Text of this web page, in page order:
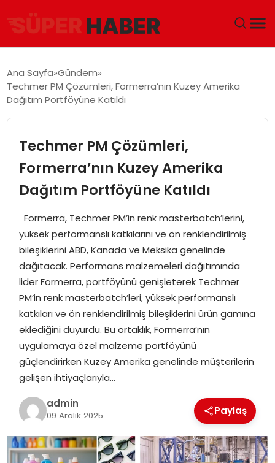
GÜNDEM
EKONOMI
MAGAZIN
SAĞLIK
SIYASET
SPOR
TEKNOLOJI
YAŞAM
Ana Sayfa Gündem
Techmer PM Çözümleri, Formerra’nın Kuzey Amerika
Dağıtım Portföyüne Katıldı
Techmer PM Çözümleri,
Formerra’nın Kuzey Amerika
Dağıtım Portföyüne Katıldı
Formerra, Techmer PM’in renk masterbatch’lerini,
yüksek performanslı katkılarını ve ön renklendirilmiş
bileşiklerini ABD, Kanada ve Meksika genelinde
dağıtacak. Performans malzemeleri dağıtımında
lider Formerra, portföyünü genişleterek Techmer
PM’in renk masterbatch’leri, yüksek performanslı
katkıları ve ön renklendirilmiş bileşiklerini ürün gamına
eklediğini duyurdu. Bu ortaklık, Formerra’nın
uygulamaya özel malzeme portföyünü
güçlendirirken Kuzey Amerika genelinde müşterilerin
gelişen ihtiyaçlarıyla…
admin
09 Aralık 2025 Paylaş